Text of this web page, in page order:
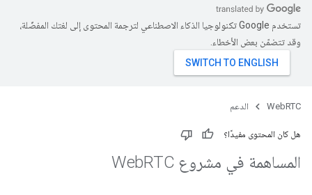
تستخدم Google تكنولوجيا الذكاء الاصطناعي لترجمة المحتوى إلى لغتك المفضّلة،
وقد تتضمّن بعض الأخطاء.
WebRTC الدعم
هل كان المحتوى مفيدًا؟
المساهمة في مشروع Web RTC